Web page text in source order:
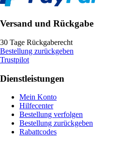
Versand und Rückgabe
30 Tage Rückgaberecht
Bestellung zurückgeben
Trustpilot
Dienstleistungen
Mein Konto
Hilfecenter
Bestellung verfolgen
Bestellung zurückgeben
Rabattcodes